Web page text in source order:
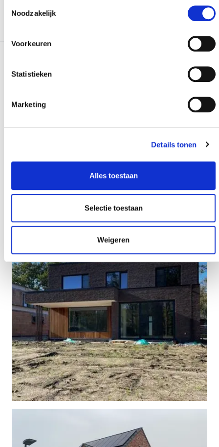
Noodzakelijk
Voorkeuren
Statistieken
Marketing
Details tonen
Alles toestaan
Selectie toestaan
Weigeren